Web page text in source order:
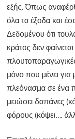
εξής. Όπως
όλα τα έξοδα και
Δεδομένου ότι
κράτος δεν
μόνο που μένει για
πλεόνασμα σε ένα
μειώσει δαπάνες
φόρους (κόψει….